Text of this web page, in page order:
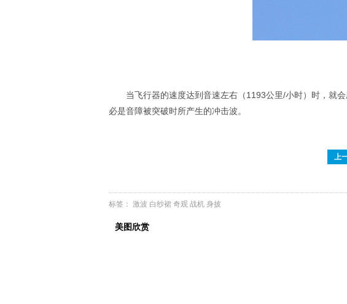
当飞行器的速度达到音速左右（1193公里/小时）时，就
必是音障被突破时所产生的冲击波。
上
标签： 激波 白纱裙 奇观 战机 身披
美图欣赏